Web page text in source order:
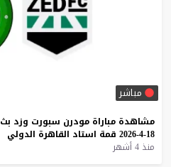
مباشر
مشاهدة مباراة مودرن سبورت وزد بث
18-4-2026
قمة استاد القاهرة الدولي
منذ 4 أشهر